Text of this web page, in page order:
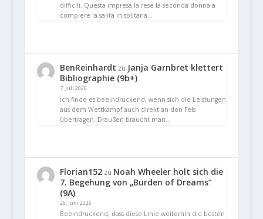
difficili. Questa impresa la rese la seconda donna a
compiere la salita in solitaria…
BenReinhardt zu Janja Garnbret klettert
Bibliographie (9b+)
7. Juli 2026
Ich finde es beeindruckend, wenn sich die Leistungen
aus dem Wettkampf auch direkt an den Fels
übertragen. Draußen braucht man…
Florian152zu Noah Wheeler holt sich die
7. Begehung von „Burden of Dreams“
(9A)
26. Juni 2026
Beeindruckend, dass diese Linie weiterhin die besten